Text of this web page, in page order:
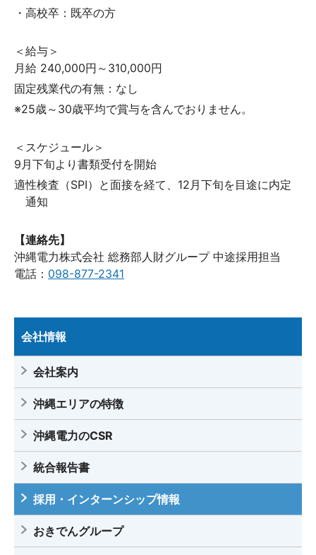
・高校卒：既卒の方
＜給与＞
月給 240,000円～310,000円
固定残業代の有無：なし
※25歳～30歳平均で賞与を含んでおりません。
＜スケジュール＞
9月下旬より書類受付を開始
適性検査（SPI）と面接を経て、12月下旬を目途に内定
通知
【連絡先】
沖縄電力株式会社 総務部人財グループ 中途採用担当
電話： 098-877-2341
会社情報
会社案内
沖縄エリアの特徴
沖縄電力のCSR
統合報告書
採用・インターンシップ情報
おきでんグループ